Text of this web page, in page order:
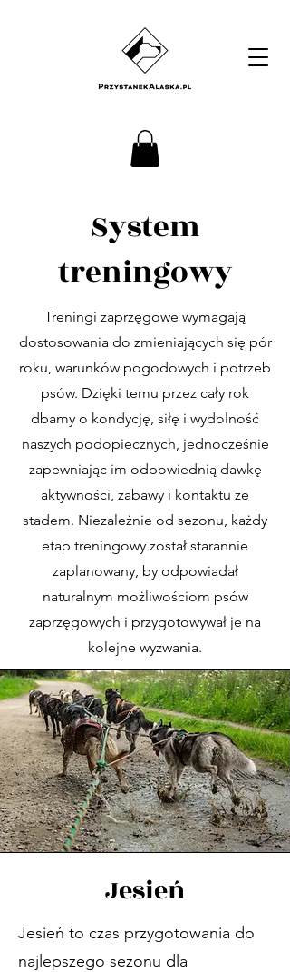
System
treningowy
Treningi zaprzęgowe wymagają
dostosowania do zmieniających się pór
roku, warunków pogodowych i potrzeb
psów. Dzięki temu przez cały rok
dbamy o kondycję, siłę i wydolność
naszych podopiecznych, jednocześnie
zapewniając im odpowiednią dawkę
aktywności, zabawy i kontaktu ze
stadem. Niezależnie od sezonu, każdy
etap treningowy został starannie
zaplanowany, by odpowiadał
naturalnym możliwościom psów
zaprzęgowych i przygotowywał je na
kolejne wyzwania.
Jesień
Jesień to czas przygotowania do
najlepszego sezonu dla